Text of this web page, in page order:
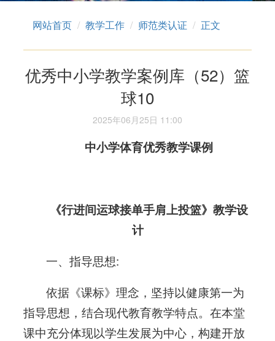
网站首页 教学工作 师范类认证 正文
优秀中小学教学案例库（52）篮
球10
2025年06月25日 11:00
中小学体育优秀教学课例
《行进间运球接单手肩上投篮》教学设
计
一、指导思想:
依据《课标》理念，坚持以健康第一为
指导思想，结合现代教育教学特点。在本堂
课中充分体现以学生发展为中心，构建开放